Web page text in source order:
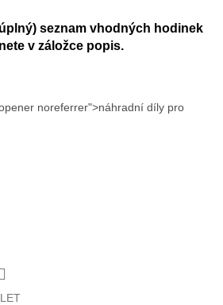
seznam vhodných hodinek
v záložce popis.
noreferrer">náhradní díly pro